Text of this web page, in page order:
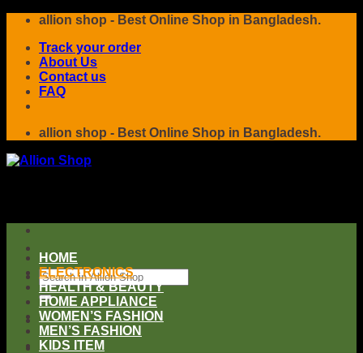
Skip
content
allion shop - Best Online Shop in Bangladesh.
Track your order
About Us
Contact us
FAQ
allion shop - Best Online Shop in Bangladesh.
Search
for:
HOME
ELECTRONICS
HEALTH & BEAUTY
HOME APPLIANCE
WOMEN’S FASHION
MEN’S FASHION
KIDS ITEM